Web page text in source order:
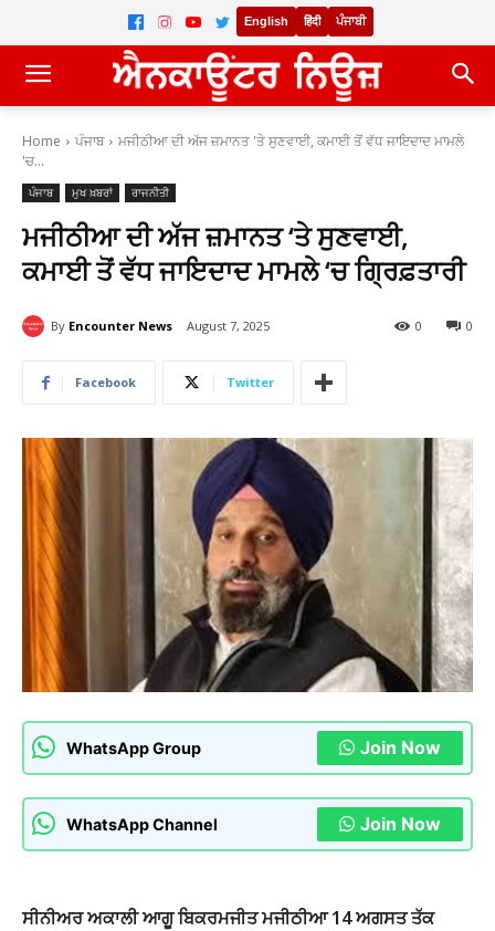
English हिंदी ਪੰਜਾਬੀ
Home ਪੰਜਾਬ
ਮਜੀਠੀਆ ਦੀ ਅੱਜ ਜ਼ਮਾਨਤ 'ਤੇ ਸੁਣਵਾਈ, ਕਮਾਈ ਤੋਂ ਵੱਧ ਜਾਇਦਾਦ ਮਾਮਲੇ
'ਚ...
ਪੰਜਾਬ ਮੁਖ ਖ਼ਬਰਾਂ ਰਾਜਨੀਤੀ
ਮਜੀਠੀਆ ਦੀ ਅੱਜ ਜ਼ਮਾਨਤ ‘ਤੇ ਸੁਣਵਾਈ,
ਕਮਾਈ ਤੋਂ ਵੱਧ ਜਾਇਦਾਦ ਮਾਮਲੇ ‘ਚ ਗ੍ਰਿਫ਼ਤਾਰੀ
By Encounter News August 7, 2025 0
0
Facebook Twitter
WhatsApp Group Join Now
WhatsApp Channel Join Now
ਸੀਨੀਅਰ ਅਕਾਲੀ ਆਗੂ ਬਿਕਰਮਜੀਤ ਮਜੀਠੀਆ 14 ਅਗਸਤ ਤੱਕ